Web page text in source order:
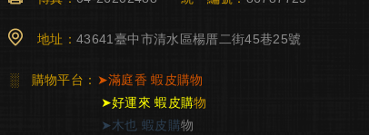
地址：43641臺中市清水區楊厝二街45巷25號
░ 購物平台： ➤滿庭香蝦皮購物
➤好運來 蝦皮購物
➤木也 蝦皮購物